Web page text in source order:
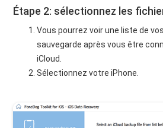
Étape 2: sélectionnez les
Vous pourrez voir une liste de
sauvegarde après vous être
iCloud.
Sélectionnez votre iPhone.